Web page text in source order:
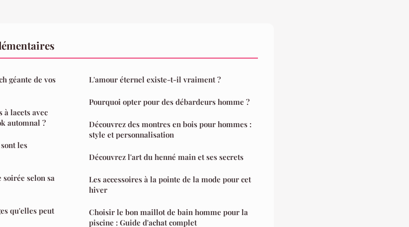
géante de vos
lacets avec
automnal ?
les
selon sa
qu'elles peut
L'amour éternel existe-t-il vraiment ?
Pourquoi opter pour des débardeurs homme ?
Découvrez des montres en bois pour hommes :
style et personnalisation
Découvrez l'art du henné main et ses secrets
Les accessoires à la pointe de la mode pour cet
hiver
Choisir le bon maillot de bain homme pour la
piscine : Guide d'achat complet